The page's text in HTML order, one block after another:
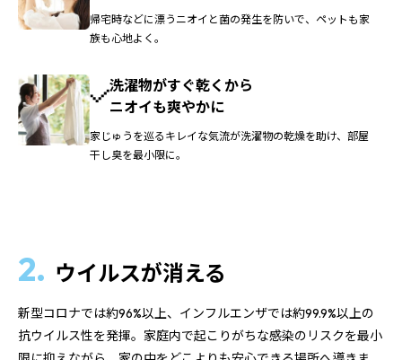
帰宅時などに漂うニオイと菌の発生を防いで、ペットも家
族も心地よく。
洗濯物がすぐ乾くから
ニオイも爽やかに
家じゅうを巡るキレイな気流が洗濯物の乾燥を助け、部屋
干し臭を最小限に。
2. ウイルスが消える
新型コロナでは約96%以上、インフルエンザでは約99.9%以上の
抗ウイルス性を発揮。家庭内で起こりがちな感染のリスクを最小